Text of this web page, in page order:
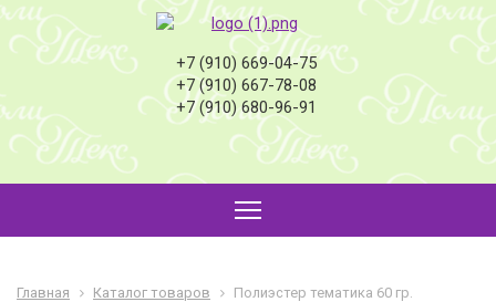
+7 (910) 669-04-75
+7 (910) 667-78-08
+7 (910) 680-96-91
Главная Каталог товаров Полиэстер тематика 60 гр.